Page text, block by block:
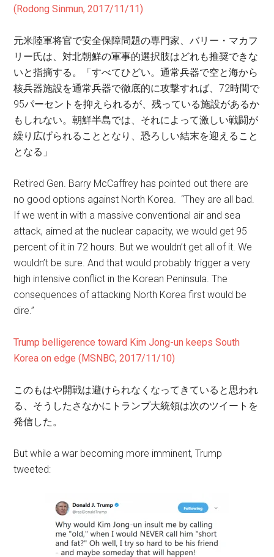
(Rodong Sinmun, 2017/11/11)
元米陸軍将官で安全保障問題の専門家、バリー・マカフ
リー氏は、対北朝鮮の軍事的選択肢はどれも推奨できな
いと指摘する。「すべてひどい。通常兵器で空と海から
核兵器施設を通常兵器で徹底的に攻撃すれば、72時間で
95パーセントを抑えられるが、残っている施設があるか
もしれない。朝鮮半島では、それによって激しい戦闘が
繰り広げられることとなり、恐ろしい結末を迎えること
となる」
Retired Gen. Barry McCaffrey has pointed out there are
no good options against North Korea. “They are all bad.
If we went in with a massive conventional air and sea
attack, aimed at the nuclear capacity, we would get 95
percent of it in 72 hours. But we wouldn’t get all of it. We
wouldn’t be sure. And that would probably trigger a very
high intensive conflict in the Korean Peninsula. The
consequences of attacking North Korea first would be
dire.”
Trump belligerence toward Kim Jong-un keeps South
Korea on edge (MSNBC, 2017/11/10)
このもはや開戦は避けられなくなってきていると思われ
る、そうしたさなかにトランプ大統領は次のツイートを
発信した。
But while a war becoming more imminent, Trump
tweeted: